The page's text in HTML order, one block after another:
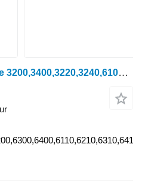
Essieu moteur John Deere 3200,3400,3220,3240,6100,6200,6300,6400,6110,6210,6310,6410 John pour tracteur à roues pour pièces détachées